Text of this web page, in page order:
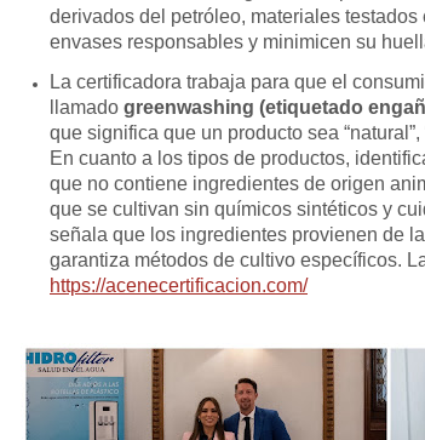
derivados del petróleo, materiales
envases responsables y minimicen su
La certificadora trabaja para que el
llamado greenwashing (etiquetado
que significa que un producto sea “natural”,
En cuanto a los tipos de productos,
que no contiene ingredientes de origen
que se cultivan sin químicos sintéticos y
señala que los ingredientes provienen de
garantiza métodos de cultivo específicos.
https://acenecertificacion.com/